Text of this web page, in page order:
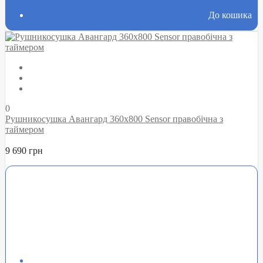
До кошика
0
Рушникосушка Авангард 360х800 Sensor правобічна з
таймером
9 690 грн